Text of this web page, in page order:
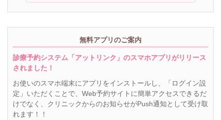
無料アプリのご案内
診療予約システム「アットリンク」のスマホアプリがリリース
されました！
お使いのスマホ端末にアプリをインストールし、「ログイン設
定」いただくことで、Web予約サイトに簡単アクセスできるだ
けでなく、クリニックからのお知らせがPush通知として受け取
れます！！